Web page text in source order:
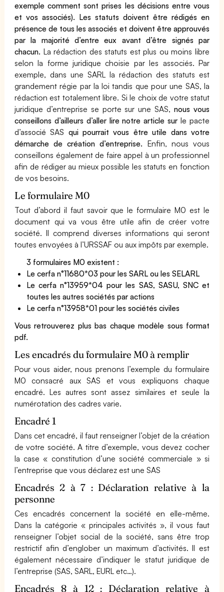
exemple comment sont prises les décisions entre vous
et vos associés). Les statuts doivent être rédigés en
présence de tous les associés et doivent être approuvés
par la majorité d’entre eux avant d’être signés par
chacun. La rédaction des statuts est plus ou moins libre
selon la forme juridique choisie par les associés. Par
exemple, dans une SARL la rédaction des statuts est
grandement régie par la loi tandis que pour une SAS, la
rédaction est totalement libre. Si le choix de votre statut
juridique d’entreprise se porte sur une SAS,nous vous
conseillons d’ailleurs d’aller lire notre article surle pacte
d’associé SAS qui pourrait vous être utile dans votre
démarche de création d’entreprise. Enfin, nous vous
conseillons également de faire appel à un professionnel
afin de rédiger au mieux possible les statuts en fonction
de vos besoins.
Le formulaire M0
Tout d’abord il faut savoir que le formulaire M0 est le
document qui va vous être utile afin de créer votre
société. Il comprend diverses informations qui seront
toutes envoyées à l’URSSAF ou aux impôts par exemple.
3 formulaires M0 existent :
Le cerfa n°11680*03 pour les SARL ou les SELARL
Le cerfa n°13959*04 pour les SAS, SASU, SNC et
toutes les autres sociétés par actions
Le cerfa n°13958*01 pour les sociétés civiles
Vous retrouverez plus bas chaque modèle sous format
pdf.
Les encadrés du formulaire M0 à remplir
Pour vous aider, nous prenons l’exemple du formulaire
M0 consacré aux SAS et vous expliquons chaque
encadré. Les autres sont assez similaires et seule la
numérotation des cadres varie.
Encadré 1
Dans cet encadré, il faut renseigner l’objet de la création
de votre société. A titre d’exemple, vous devez cocher
la case « constitution d’une société commerciale » si
l’entreprise que vous déclarez est une SAS
Encadrés 2 à 7 : Déclaration relative à la
personne
Ces encadrés concernent la société en elle-même.
Dans la catégorie « principales activités », il vous faut
renseigner l’objet social de la société, sans être trop
restrictif afin d’englober un maximum d’activités. Il est
également nécessaire d’indiquer le statut juridique de
l’entreprise (SAS, SARL, EURL etc…).
Encadrés 8 à 12 : Déclaration relative à